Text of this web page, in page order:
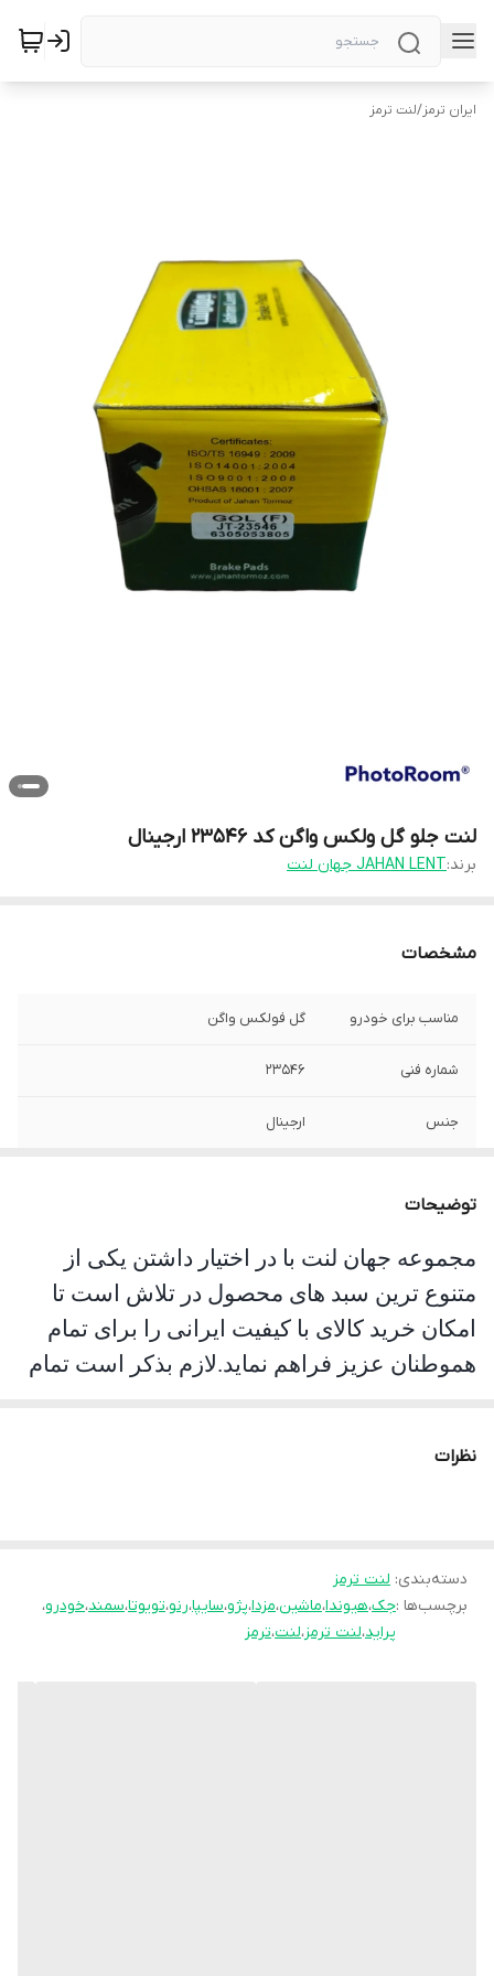
ایران ترمز/لنت ترمز
لنت جلو گل ولکس واگن کد 23546 ارجینال
برند:JAHAN LENT جهان لنت
مشخصات
مناسب برای خودرو گل فولکس واگن
شماره فنی 23546
جنس ارجینال
توضیحات
مجموعه جهان لنت با در اختیار داشتن یکی از
متنوع ترین سبد های محصول در تلاش است تا
امکان خرید کالای با کیفیت ایرانی را برای تمام
هموطنان عزیز فراهم نماید.لازم بذکر است تمام
نوآوری فرمولاسیون جدید محصول فوق را با نام
تولید شده موفق به جلب رضایت حداکثری
کاربران شده است به طوری پیمایش و عمر مفید
آن قابل قبول است و در زمان استفاده به هیچ
نظرات
دسته‌بندی: لنت ترمز
برچسب‌ها :جک،هیوندا،ماشین،مزدا،پژو،سایپا،رنو،تویوتا،سمند،خودرو،
پراید،لنت ترمز،لنت،ترمز